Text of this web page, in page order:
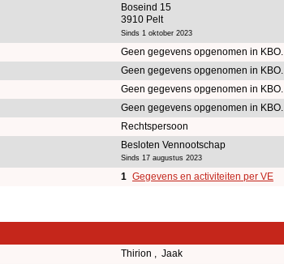
Boseind 15
3910 Pelt
Sinds 1 oktober 2023
Geen gegevens opgenomen in KBO.
Geen gegevens opgenomen in KBO.
Geen gegevens opgenomen in KBO.
Geen gegevens opgenomen in KBO.
Rechtspersoon
Besloten Vennootschap
Sinds 17 augustus 2023
1 Gegevens en activiteiten per VE
Thirion , Jaak